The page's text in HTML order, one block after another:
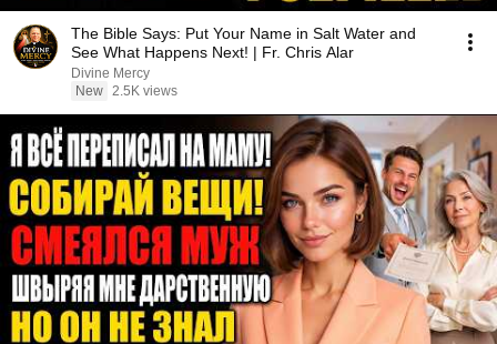
The Bible Says: Put Your Name in Salt Water and
See What Happens Next! | Fr. Chris Alar
Divine Mercy
New 2.5K views